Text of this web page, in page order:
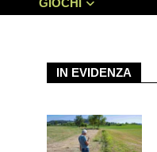
IN EVIDENZA